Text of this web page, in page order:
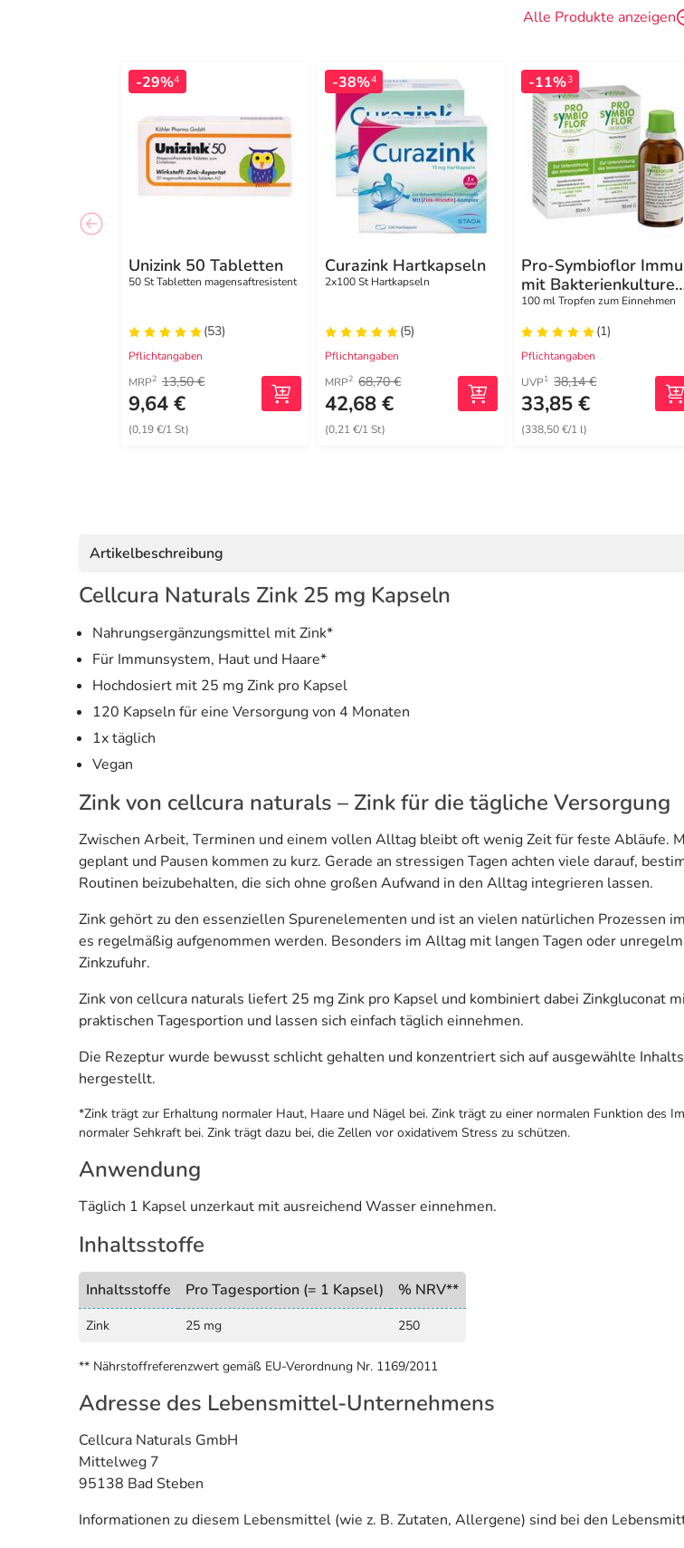
Alle Produkte anzeigen
-29%4
Unizink 50 Tabletten
50 St Tabletten magensaftresistent
(53)
Pflichtangaben
MRP2 13,50 €
9,64 €
(0,19 €/1 St)
-38%4
Curazink Hartkapseln
2x100 St Hartkapseln
(5)
Pflichtangaben
MRP2 68,70 €
42,68 €
(0,21 €/1 St)
-11%3
Pro-Symbioflor
mit Bakterienkulturen
& Zink
100 ml Tropfen zum Einnehmen
(1)
Pflichtangaben
UVP1 38,14 €
33,85 €
(338,50 €/1 l)
Artikelbeschreibung
Cellcura Naturals Zink 25 mg Kapseln
Nahrungsergänzungsmittel mit Zink*
Für Immunsystem, Haut und Haare*
Hochdosiert mit 25 mg Zink pro Kapsel
120 Kapseln für eine Versorgung von 4 Monaten
1x täglich
Vegan
Zink von cellcura naturals – Zink für die tägliche Versorgung
Zwischen Arbeit, Terminen und einem vollen Alltag bleibt oft wenig Zeit für feste Abläufe.
geplant und Pausen kommen zu kurz. Gerade an stressigen Tagen achten viele darauf,
Routinen beizubehalten, die sich ohne großen Aufwand in den Alltag integrieren lassen.
Zink gehört zu den essenziellen Spurenelementen und ist an vielen natürlichen Prozessen
es regelmäßig aufgenommen werden. Besonders im Alltag mit langen Tagen oder
Zinkzufuhr.
Zink von cellcura naturals liefert 25 mg Zink pro Kapsel und kombiniert dabei Zinkgluconat
praktischen Tagesportion und lassen sich einfach täglich einnehmen.
Die Rezeptur wurde bewusst schlicht gehalten und konzentriert sich auf ausgewählte
hergestellt.
*Zink trägt zur Erhaltung normaler Haut, Haare und Nägel bei. Zink trägt zu einer normalen Funktion des
normaler Sehkraft bei. Zink trägt dazu bei, die Zellen vor oxidativem Stress zu schützen.
Anwendung
Täglich 1 Kapsel unzerkaut mit ausreichend Wasser einnehmen.
Inhaltsstoffe
Inhaltsstoffe Pro Tagesportion (= 1 Kapsel) % NRV**
Zink 25 mg 250
** Nährstoffreferenzwert gemäß EU-Verordnung Nr. 1169/2011
Adresse des Lebensmittel-Unternehmens
Cellcura Naturals GmbH
Mittelweg 7
95138 Bad Steben
Informationen zu diesem Lebensmittel (wie z. B. Zutaten, Allergene) sind bei den